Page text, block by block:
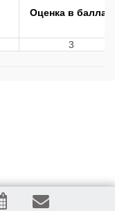
Оценка в баллах
3